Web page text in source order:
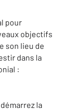
pour
objectifs
son lieu de
dans la
:
la